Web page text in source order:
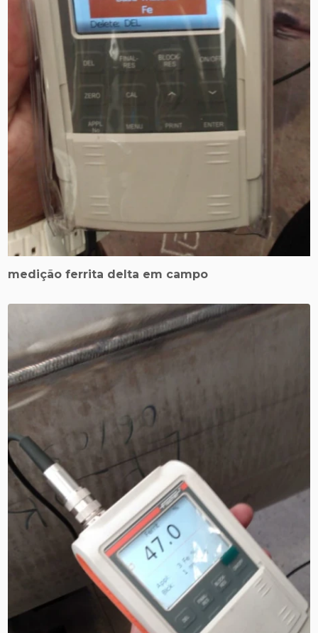
medição ferrita delta em campo